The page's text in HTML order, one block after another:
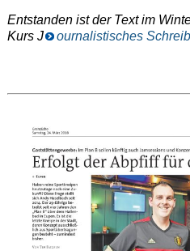
Entstanden ist der Text im
Kurs J
ournalistisches